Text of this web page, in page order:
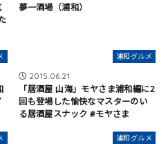
夢一酒場（浦和）
浦和グルメ
2015.06.21
「居酒屋 山海」モヤさま浦和編に2
回も登場した愉快なマスターのい
る居酒屋スナック #モヤさま
浦和グルメ